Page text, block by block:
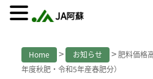
Home > お知らせ >肥料価格
年度秋肥・令和5年産春肥分）